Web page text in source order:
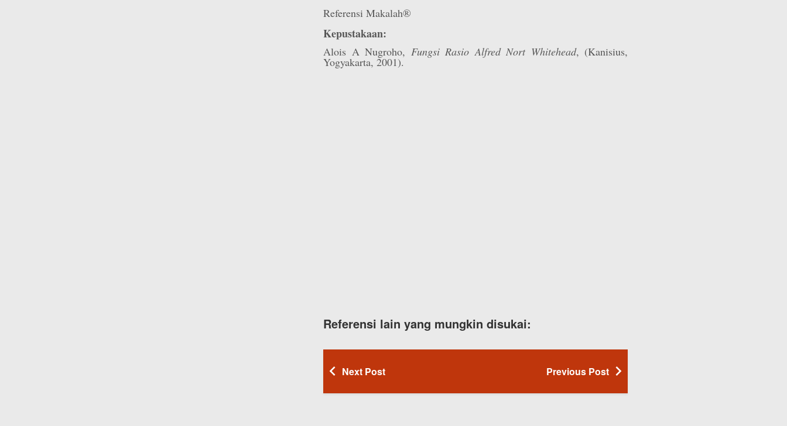
Referensi Makalah®
Kepustakaan:
Alois A Nugroho, Fungsi Rasio Alfred Nort Whitehead, (Kanisius,
Yogyakarta, 2001).
Referensi lain yang mungkin disukai:
Next Post Previous Post